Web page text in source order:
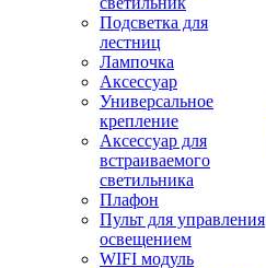
Подсветка для
лестниц
Лампочка
Аксессуар
Универсальное
крепление
Аксессуар для
встраиваемого
светильника
Плафон
Пульт для управления
освещением
WIFI модуль